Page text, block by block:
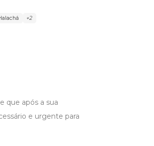
+2
que após a sua
e urgente para